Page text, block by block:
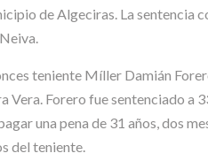
de Algeciras. La
teniente Míller Damián
Forero fue sentenciado a
una pena de 31 años, dos
del teniente.